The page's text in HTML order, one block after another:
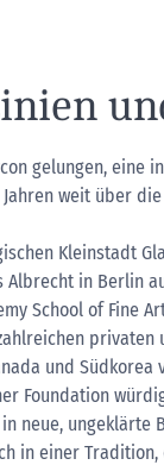
gelungen, eine
weit über
Kleinstadt
Albrecht in Berlin
School of Fine
privaten
und
Foundation
neue, ungeklärte
in einer